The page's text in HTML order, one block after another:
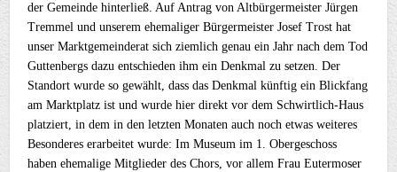
der Gemeinde hinterließ. Auf Antrag von Altbürgermeister Jürgen
Tremmel und unserem ehemaliger Bürgermeister Josef Trost hat
unser Marktgemeinderat sich ziemlich genau ein Jahr nach dem Tod
Guttenbergs dazu entschieden ihm ein Denkmal zu setzen. Der
Standort wurde so gewählt, dass das Denkmal künftig ein Blickfang
am Marktplatz ist und wurde hier direkt vor dem Schwirtlich-Haus
platziert, in dem in den letzten Monaten auch noch etwas weiteres
Besonderes erarbeitet wurde: Im Museum im 1. Obergeschoss
haben ehemalige Mitglieder des Chors, vor allem Frau Eutermoser